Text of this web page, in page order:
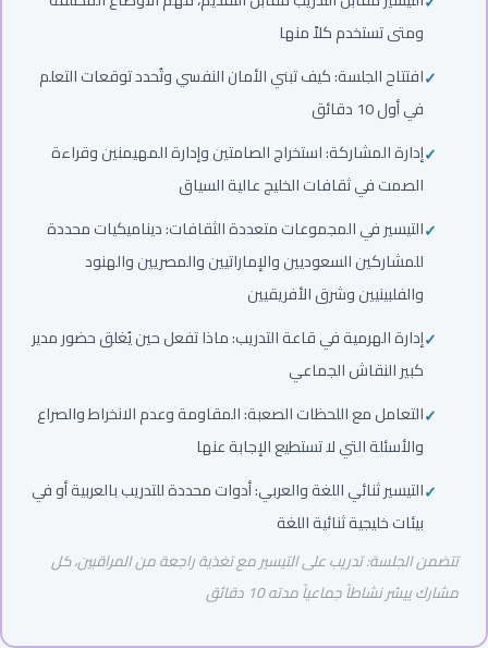
ومتى تستخدم كلاً منها
افتتاح الجلسة: كيف تبني الأمان النفسي وتُحدد توقعات التعلم
في أول 10 دقائق
إدارة المشاركة: استخراج الصامتين وإدارة المهيمنين وقراءة
الصمت في ثقافات الخليج عالية السياق
التيسير في المجموعات متعددة الثقافات: ديناميكيات محددة
للمشاركين السعوديين والإماراتيين والمصريين والهنود
والفلبينيين وشرق الأفريقيين
إدارة الهرمية في قاعة التدريب: ماذا تفعل حين يُغلق حضور مدير
كبير النقاش الجماعي
التعامل مع اللحظات الصعبة: المقاومة وعدم الانخراط والصراع
والأسئلة التي لا تستطيع الإجابة عنها
التيسير ثنائي اللغة والعربي: أدوات محددة للتدريب بالعربية أو في
بيئات خليجية ثنائية اللغة
تتضمن الجلسة: تدريب على التيسير مع تغذية راجعة من المراقبين، كل
مشارك ييسّر نشاطاً جماعياً مدته 10 دقائق